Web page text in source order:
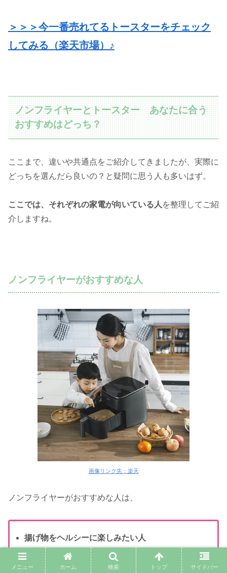
＞＞＞今一番売れてるトースターをチェック
してみる（楽天市場）♪
ノンフライヤーとトースター あなたに合う
おすすめはどっち？
ここまで、違いや共通点をご紹介してきましたが、実際に
どっちを選んだら良いの？と疑問に思う人も多いはず。
ここでは、それぞれの家電が向いている人を整理してご紹
介しますね。
ノンフライヤーがおすすめな人
画像リンク先：楽天
ノンフライヤーがおすすめな人は、
揚げ物をヘルシーに楽しみたい人
唐揚げやポテト、チキンなどをよく調理する人
調理中の油はねや匂いを抑えたい人
メニュー ホーム 検索 トップ サイドバー